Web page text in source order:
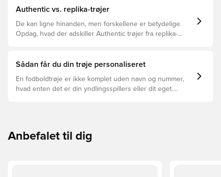
Authentic vs. replika-trøjer
De kan ligne hinanden, men forskellene er betydelige.
Opdag, hvad der adskiller Authentic trøjer fra replika-
Sådan får du din trøje personaliseret
En fodboldtrøje er ikke komplet uden navn og nummer,
hvad enten det er din yndlingsspillers eller dit eget.
Anbefalet til dig